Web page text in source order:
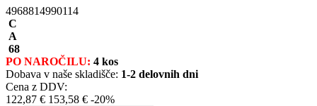
4968814990114
C
A
68
PO NAROČILU: 4 kos
Dobava v naše skladišče: 1-2 delovnih dni
Cena z DDV:
122,87 € 153,58 € -20%